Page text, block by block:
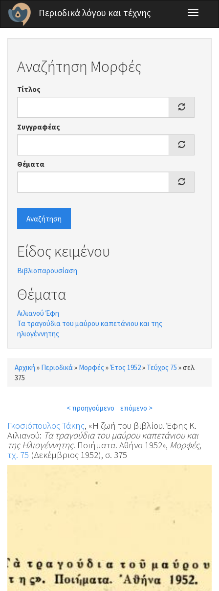
Παράκαμψη προς το κυρίως περιεχόμενο
Περιοδικά λόγου και τέχνης
Toggle
Αναζήτηση Μορφές
Τίτλος
Συγγραφέας
Θέματα
Αναζήτηση
Είδος κειμένου
Βιβλιοπαρουσίαση
Θέματα
Αιλιανού Έφη
Τα τραγούδια του μαύρου καπετάνιου και της
ηλιογέννητης
Είστε εδώ
Αρχική » Περιοδικά» Μορφές »Έτος 1952» Τεύχος 75 »σελ.
375
< προηγούμενο επόμενο >
Γκοσιόπουλος Τάκης, «Η ζωή του βιβλίου. Έφης Κ.
Αιλιανού: Τα τραγούδια του μαύρου καπετάνιου και
της Ηλιογέννητης. Ποιήματα. Αθήνα 1952», Μορφές,
τχ. 75 (Δεκέμβριος 1952), σ. 375